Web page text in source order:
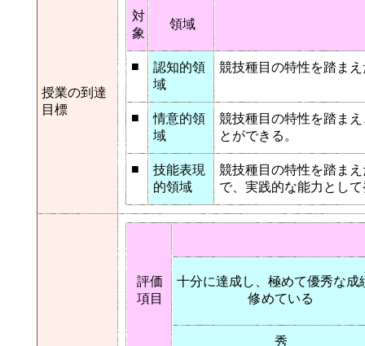
授業の到達
目標
対
象
領域
■
認知的領
域
競技種目の特性を踏ま
■
情意的領
域
競技種目の特性を踏ま
とができる。
■
技能表現
的領域
競技種目の特性を踏ま
で、実践的な能力とし
評価
項目
十分に達成し、極めて優秀な成
修めている
秀